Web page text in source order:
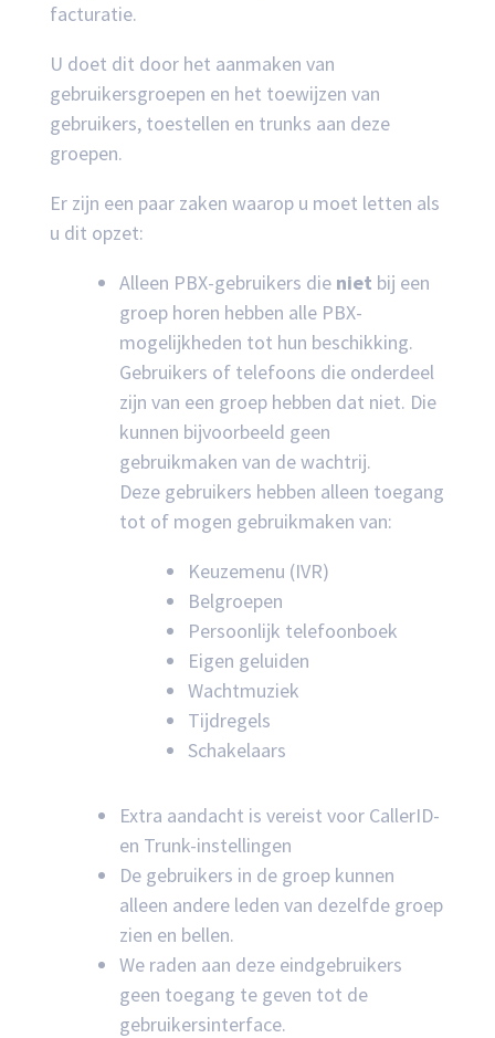
facturatie.
U doet dit door het aanmaken van
gebruikersgroepen en het toewijzen van
gebruikers, toestellen en trunks aan deze
groepen.
Er zijn een paar zaken waarop u moet letten als
u dit opzet:
Alleen PBX-gebruikers die niet bij een
groep horen hebben alle PBX-
mogelijkheden tot hun beschikking.
Gebruikers of telefoons die onderdeel
zijn van een groep hebben dat niet. Die
kunnen bijvoorbeeld geen
gebruikmaken van de wachtrij.
Deze gebruikers hebben alleen toegang
tot of mogen gebruikmaken van:
Keuzemenu (IVR)
Belgroepen
Persoonlijk telefoonboek
Eigen geluiden
Wachtmuziek
Tijdregels
Schakelaars
Extra aandacht is vereist voor CallerID-
en Trunk-instellingen
De gebruikers in de groep kunnen
alleen andere leden van dezelfde groep
zien en bellen.
We raden aan deze eindgebruikers
geen toegang te geven tot de
gebruikersinterface.